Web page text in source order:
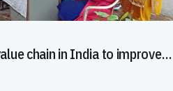
Strengthening the spice value chain in India to improve market access